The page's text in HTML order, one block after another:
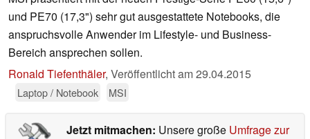
und PE70 (17,3") sehr gut ausgestattete Notebooks, die
anspruchsvolle Anwender im Lifestyle- und Business-
Bereich ansprechen sollen.
Ronald Tiefenthäler, Veröffentlicht am29.04.2015
Laptop / Notebook MSI
Jetzt mitmachen: Unsere große Umfrage zur